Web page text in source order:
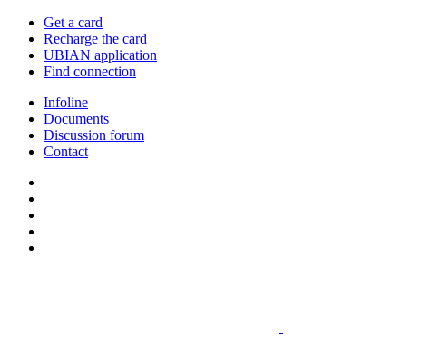
Get a card
Recharge the card
UBIAN application
Find connection
Infoline
Documents
Discussion forum
Contact